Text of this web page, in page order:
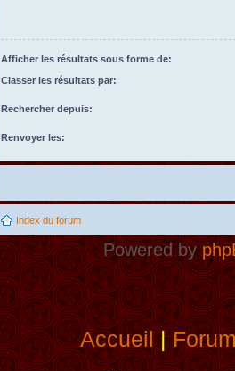
Afficher les résultats sous forme de:
Classer les résultats par:
Rechercher depuis:
Renvoyer les:
Index du forum
Powered by
Accueil|